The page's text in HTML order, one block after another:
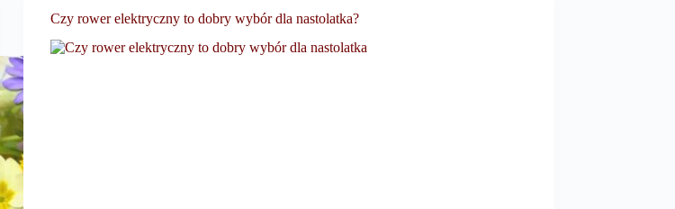
Czy rower elektryczny to dobry wybór dla nastolatka?